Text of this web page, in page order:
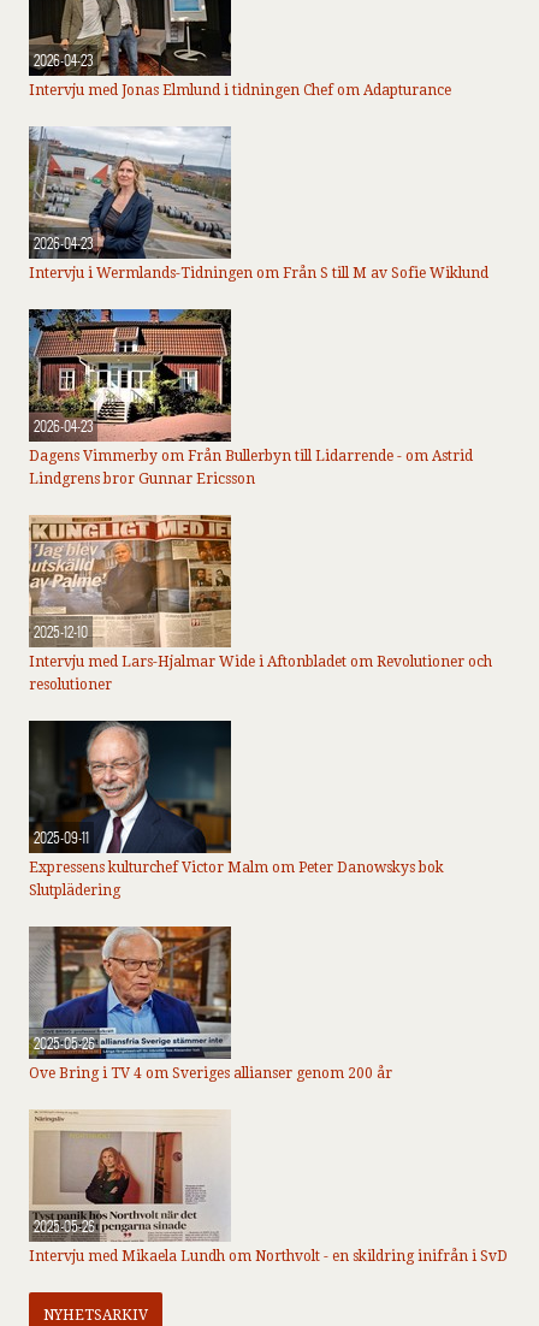
2026-04-23
Intervju med Jonas Elmlund i tidningen Chef om Adapturance
2026-04-23
Intervju i Wermlands-Tidningen om Från S till M av Sofie Wiklund
2026-04-23
Dagens Vimmerby om Från Bullerbyn till Lidarrende - om Astrid
Lindgrens bror Gunnar Ericsson
2025-12-10
Intervju med Lars-Hjalmar Wide i Aftonbladet om Revolutioner och
resolutioner
2025-09-11
Expressens kulturchef Victor Malm om Peter Danowskys bok
Slutplädering
2025-05-26
Ove Bring i TV 4 om Sveriges allianser genom 200 år
2025-05-26
Intervju med Mikaela Lundh om Northvolt - en skildring inifrån i SvD
NYHETSARKIV